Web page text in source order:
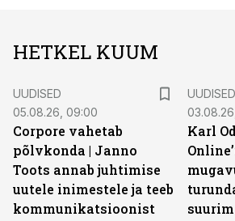
HETKEL KUUM
UUDISED
05.08.26, 09:00
Corpore vahetab
põlvkonda | Janno
Toots annab juhtimise
uutele inimestele ja teeb
kommunikatsioonist
UUDISED
Karl